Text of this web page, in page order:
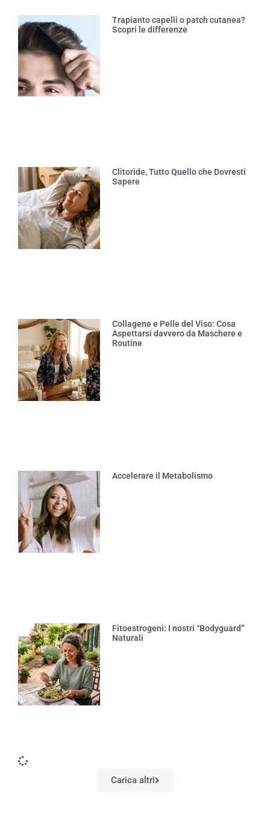
Trapianto capelli o patch cutanea?
Scopri le differenze
Clitoride, Tutto Quello che Dovresti
Sapere
Collagene e Pelle del Viso: Cosa
Aspettarsi davvero da Maschere e
Routine
Accelerare il Metabolismo
Fitoestrogeni: I nostri “Bodyguard”
Naturali
Carica altri